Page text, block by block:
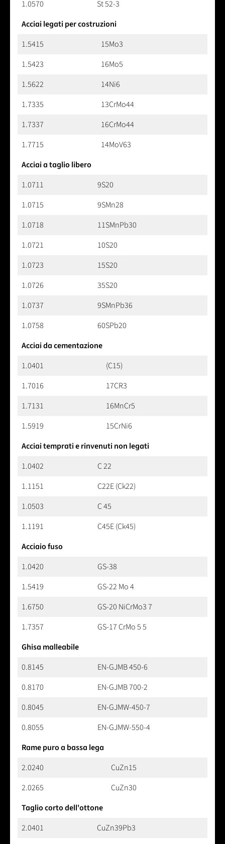
1.0570
St 52-3
Acciai legati per costruzioni
1.5415
15Mo3
1.5423
16Mo5
1.5622
14Ni6
1.7335
13CrMo44
1.7337
16CrMo44
1.7715
14MoV63
Acciai a taglio libero
1.0711
9S20
1.0715
9SMn28
1.0718
11SMnPb30
1.0721
10S20
1.0723
15S20
1.0726
35S20
1.0737
9SMnPb36
1.0758
60SPb20
Acciai da cementazione
1.0401
(C15)
1.7016
17CR3
1.7131
16MnCr5
1.5919
15CrNi6
Acciai temprati e rinvenuti non legati
1.0402
C 22
1.1151
C22E (Ck22)
1.0503
C 45
1.1191
C45E (Ck45)
Acciaio fuso
1.0420
GS-38
1.5419
GS-22 Mo 4
1.6750
GS-20 NiCrMo3 7
1.7357
GS-17 CrMo 5 5
Ghisa malleabile
0.8145
EN-GJMB 450-6
0.8170
EN-GJMB 700-2
0.8045
EN-GJMW-450-7
0.8055
EN-GJMW-550-4
Rame puro a bassa lega
2.0240
CuZn15
2.0265
CuZn30
Taglio corto dell'ottone
2.0401
CuZn39Pb3